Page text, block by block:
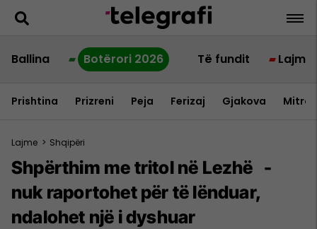
Ballina Botërori 2026 Të fundit Lajme
Prishtina Prizreni Peja Ferizaj Gjakova
Lajme > Shqipëri
Shpërthim me tritol në Lezhë -
nuk raportohet për të lënduar,
ndalohet një i dyshuar